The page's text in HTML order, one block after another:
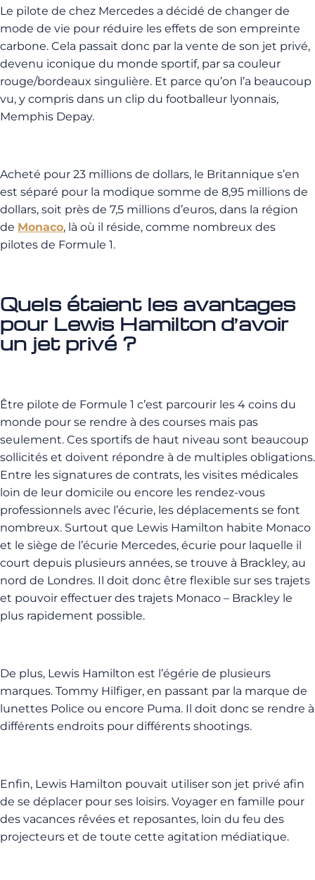
Le pilote de chez Mercedes a décidé de changer de
mode de vie pour réduire les effets de son empreinte
carbone. Cela passait donc par la vente de son jet privé,
devenu iconique du monde sportif, par sa couleur
rouge/bordeaux singulière. Et parce qu’on l’a beaucoup
vu, y compris dans un clip du footballeur lyonnais,
Memphis Depay.
Acheté pour 23 millions de dollars, le Britannique s’en
est séparé pour la modique somme de 8,95 millions de
dollars, soit près de 7,5 millions d’euros, dans la région
de Monaco, là où il réside, comme nombreux des
pilotes de Formule 1.
Quels étaient les avantages
pour Lewis Hamilton d’avoir
un jet privé ?
Être pilote de Formule 1 c’est parcourir les 4 coins du
monde pour se rendre à des courses mais pas
seulement. Ces sportifs de haut niveau sont beaucoup
sollicités et doivent répondre à de multiples obligations.
Entre les signatures de contrats, les visites médicales
loin de leur domicile ou encore les rendez-vous
professionnels avec l’écurie, les déplacements se font
nombreux. Surtout que Lewis Hamilton habite Monaco
et le siège de l’écurie Mercedes, écurie pour laquelle il
court depuis plusieurs années, se trouve à Brackley, au
nord de Londres. Il doit donc être flexible sur ses trajets
et pouvoir effectuer des trajets Monaco – Brackley le
plus rapidement possible.
De plus, Lewis Hamilton est l’égérie de plusieurs
marques. Tommy Hilfiger, en passant par la marque de
lunettes Police ou encore Puma. Il doit donc se rendre à
différents endroits pour différents shootings.
Enfin, Lewis Hamilton pouvait utiliser son jet privé afin
de se déplacer pour ses loisirs. Voyager en famille pour
des vacances rêvées et reposantes, loin du feu des
projecteurs et de toute cette agitation médiatique.